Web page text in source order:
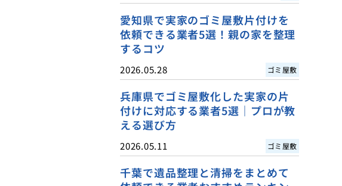
愛知県で実家のゴミ屋敷片付けを
依頼できる業者5選！親の家を整理
するコツ
2026.05.28 ゴミ屋敷
兵庫県でゴミ屋敷化した実家の片
付けに対応する業者5選｜プロが教
える選び方
2026.05.11 ゴミ屋敷
千葉で遺品整理と清掃をまとめて